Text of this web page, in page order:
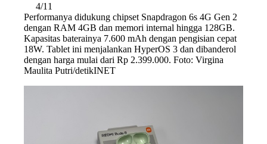
4/11
Performanya didukung chipset Snapdragon 6s 4G Gen 2
dengan RAM 4GB dan memori internal hingga 128GB.
Kapasitas baterainya 7.600 mAh dengan pengisian cepat
18W. Tablet ini menjalankan HyperOS 3 dan dibanderol
dengan harga mulai dari Rp 2.399.000. Foto: Virgina
Maulita Putri/detikINET